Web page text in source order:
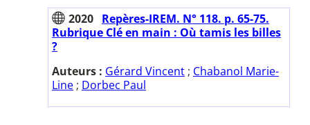
2020 Repères-IREM. N° 118. p. 65-75.
Rubrique Clé en main : Où tamis les billes
?
Auteurs : Gérard Vincent ; Chabanol Marie-
Line ; Dorbec Paul